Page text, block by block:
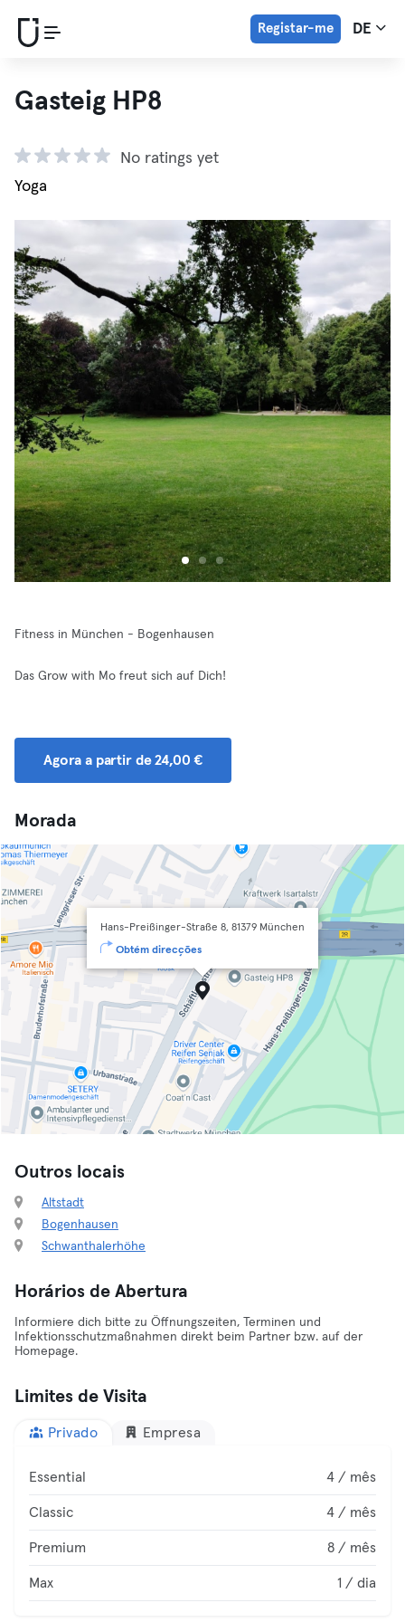
Registar-me DE
Gasteig HP8
No ratings yet
Yoga
Fitness in München - Bogenhausen
Das Grow with Mo freut sich auf Dich!
Agora a partir de 24,00 €
Morada
Hans-Preißinger-Straße 8, 81379 München
Obtém direcções
Outros locais
Altstadt
Bogenhausen
Schwanthalerhöhe
Horários de Abertura
Informiere dich bitte zu Öffnungszeiten, Terminen und
Infektionsschutzmaßnahmen direkt beim Partner bzw. auf der
Homepage.
Limites de Visita
Privado Empresa
Essential 4 / mês
Classic 4 / mês
Premium 8 / mês
Max 1 / dia